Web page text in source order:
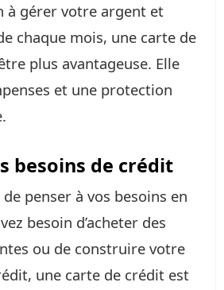
à gérer votre argent et
chaque mois, une carte de
plus avantageuse. Elle
et une protection
besoins de crédit
penser à vos besoins en
besoin d’acheter des
ou de construire votre
une carte de crédit est